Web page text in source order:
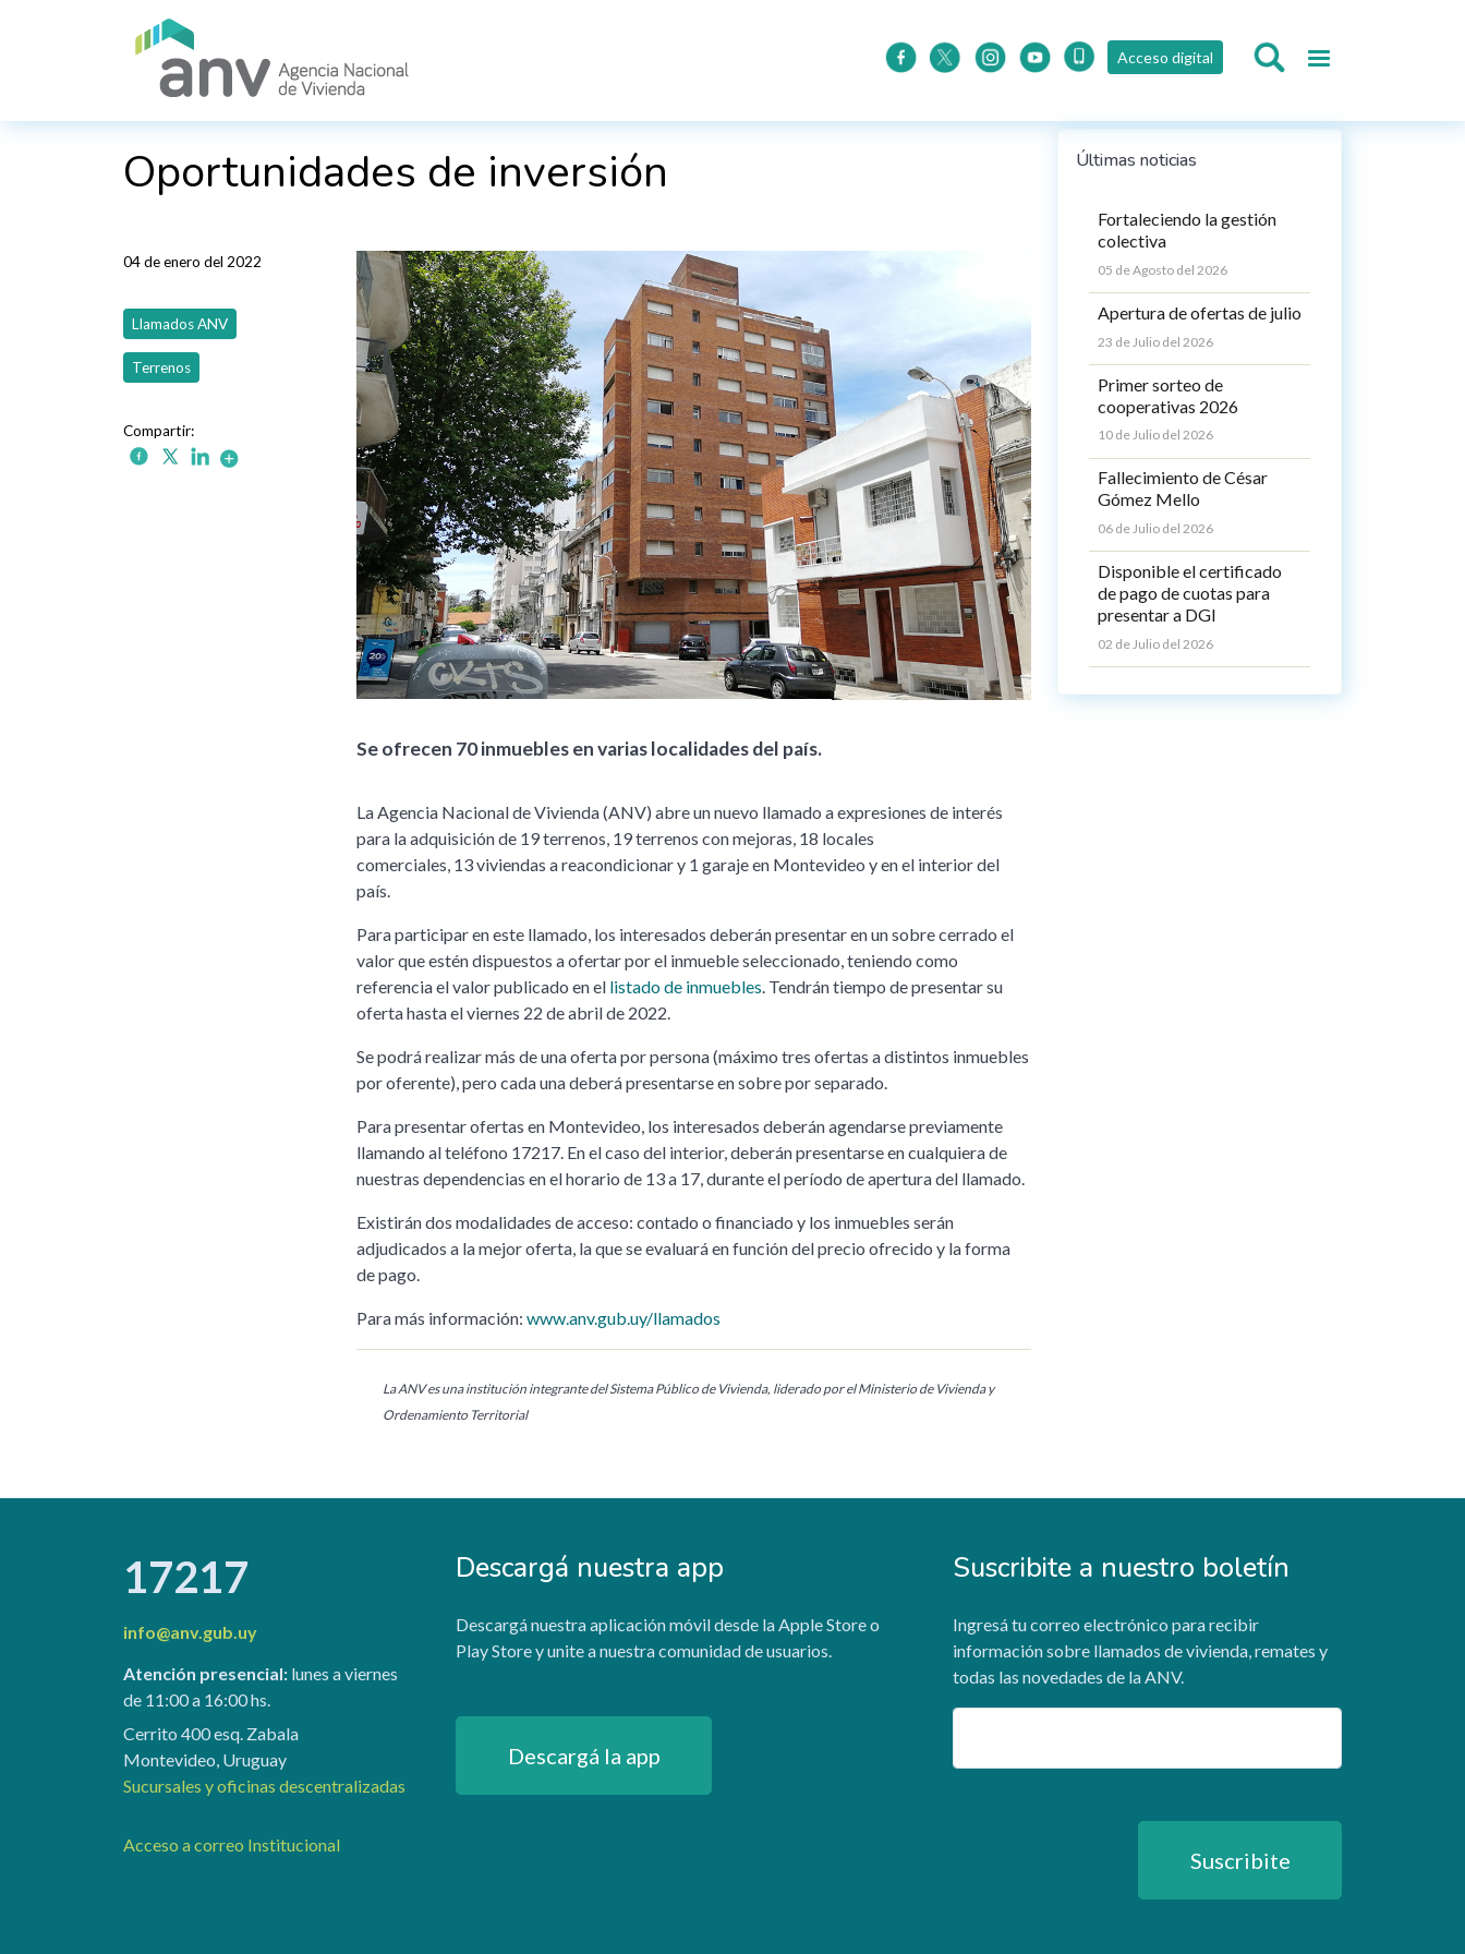
Acceso digital
Oportunidades de inversión
04 de enero del 2022
Llamados ANV
Terrenos
Se ofrecen 70 inmuebles en varias localidades del país.
La Agencia Nacional de Vivienda (ANV) abre un nuevo llamado a expresiones de interés
para la adquisición de 19 terrenos, 19 terrenos con mejoras, 18 locales
comerciales, 13 viviendas a reacondicionar y 1 garaje en Montevideo y en el interior del
país.
Para participar en este llamado, los interesados deberán presentar en un sobre cerrado el
valor que estén dispuestos a ofertar por el inmueble seleccionado, teniendo como
referencia el valor publicado en el listado de inmuebles. Tendrán tiempo de presentar su
oferta hasta el viernes 22 de abril de 2022.
Se podrá realizar más de una oferta por persona (máximo tres ofertas a distintos inmuebles
por oferente), pero cada una deberá presentarse en sobre por separado.
Para presentar ofertas en Montevideo, los interesados deberán agendarse previamente
llamando al teléfono 17217. En el caso del interior, deberán presentarse en cualquiera de
nuestras dependencias en el horario de 13 a 17, durante el período de apertura del llamado.
Existirán dos modalidades de acceso: contado o financiado y los inmuebles serán
adjudicados a la mejor oferta, la que se evaluará en función del precio ofrecido y la forma
de pago.
Para más información: www.anv.gub.uy/llamados
La ANV es una institución integrante del Sistema Público de Vivienda, liderado por el Ministerio de Vivienda y
Ordenamiento Territorial
Últimas noticias
Fortaleciendo la gestión
colectiva
05 de Agosto del 2026
Apertura de ofertas de julio
23 de Julio del 2026
Primer sorteo de
cooperativas 2026
10 de Julio del 2026
Fallecimiento de César
Gómez Mello
06 de Julio del 2026
Disponible el certificado
de pago de cuotas para
presentar a DGI
02 de Julio del 2026
17217
info@anv.gub.uy
Atención presencial:lunes a viernes
de 11:00 a 16:00 hs.
Cerrito 400 esq. Zabala
Montevideo, Uruguay
Sucursales y oficinas descentralizadas
Acceso a correo Institucional
Descargá nuestra app
Descargá nuestra aplicación móvil desde la Apple Store o
Play Store y unite a nuestra comunidad de usuarios.
Descargá la app
Suscribite a nuestro boletín
Ingresá tu correo electrónico para recibir
información sobre llamados de vivienda, remates y
todas las novedades de la ANV.
Email
Suscribite